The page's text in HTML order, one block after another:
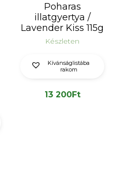
Poharas
illatgyertya /
Lavender Kiss 115g
Készleten
Kívánságlistába
rakom
13 200Ft